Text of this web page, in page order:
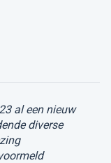
al een nieuw
diverse